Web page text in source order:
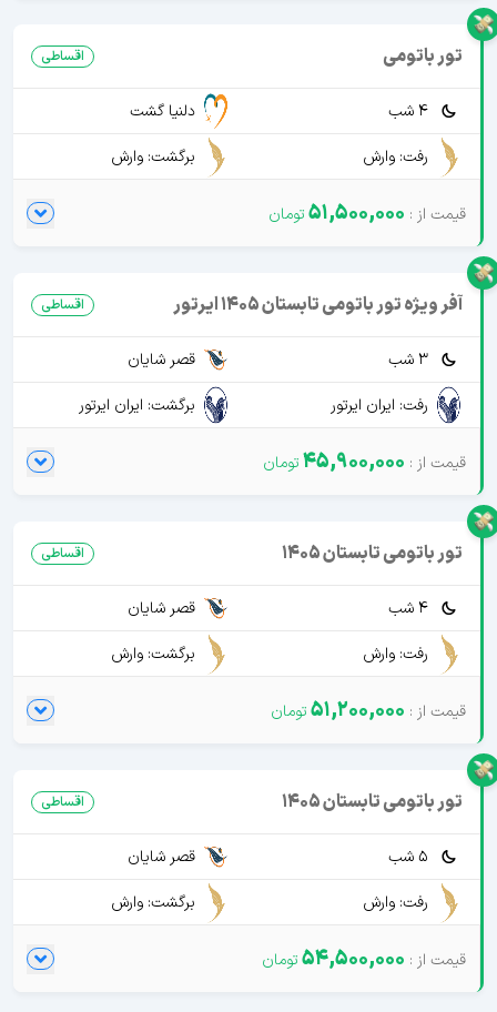
تور باتومی اقساطی
4 شب
دلنیا گشت
رفت: وارش
برگشت: وارش
51,500,000
آفر ویژه تور باتومی تابستان 1405 ایرتور اقساطی
3 شب
قصر شایان
رفت: ایران ایرتور
برگشت: ایران ایرتور
45,900,000
تور باتومی تابستان 1405 اقساطی
4 شب
قصر شایان
رفت: وارش
برگشت: وارش
51,200,000
تور باتومی تابستان 1405 اقساطی
5 شب
قصر شایان
رفت: وارش
برگشت: وارش
54,500,000